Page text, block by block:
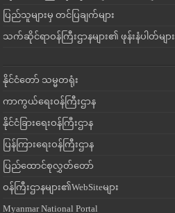
ပြည်သူများမှ တင်ပြချက်များ
သက်ဆိုင်ရာဝန်ကြီးဌာနများ၏ ဖုန်းနံပါတ်များ
နိုင်ငံတော် သမ္မတရုံး
ကာကွယ်ရေးဝန်ကြီးဌာန
နိုင်ငံခြားရေးဝန်ကြီးဌာန
ပြန်ကြားရေးဝန်ကြီးဌာန
ပြည်ထောင်စုလွှတ်တော်
ဝန်ကြီးဌာနများ၏WebSiteများ
Myanmar National Portal